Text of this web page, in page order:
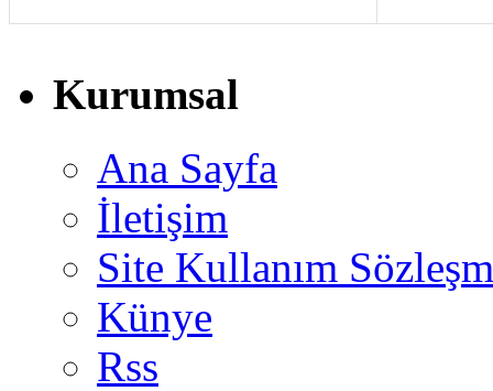
Kurumsal
Ana Sayfa
İletişim
Site Kullanım
Künye
Rss